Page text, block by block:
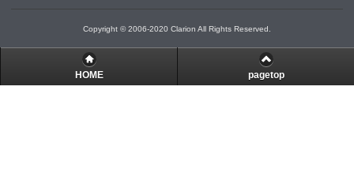
Copyright © 2006-2020 Clarion All Rights Reserved.
HOME pagetop